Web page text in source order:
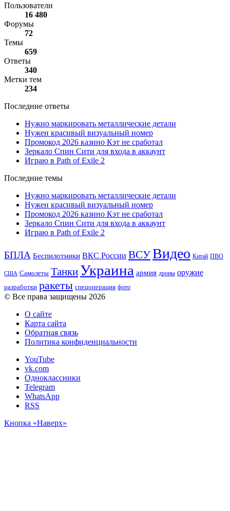
Пользователи
16 480
Форумы
72
Темы
659
Ответы
340
Метки тем
234
Последние ответы
Нужно маркировать металлические детали
Нужен красивый визуальный номер
Промокод 2026 казино Кэт не сработал
Зеркало Спин Сити для входа в аккаунт
Играю в Path of Exile 2
Последние темы
Нужно маркировать металлические детали
Нужен красивый визуальный номер
Промокод 2026 казино Кэт не сработал
Зеркало Спин Сити для входа в аккаунт
Играю в Path of Exile 2
БПЛА Беспилотники ВКС России ВСУВидео Китай ПВО
США Самолеты Танки Украина армия дроны оружие
разработки ракеты спецоперация фото
© Все права защищены 2026
О сайте
Карта сайта
Обратная связь
Политика конфиденциальности
YouTube
vk.com
Одноклассники
Telegram
WhatsApp
RSS
Кнопка «Наверх»